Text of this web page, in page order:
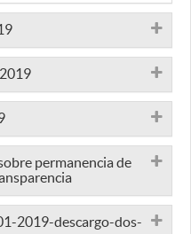
permanencia de
2019-descargo-dos-